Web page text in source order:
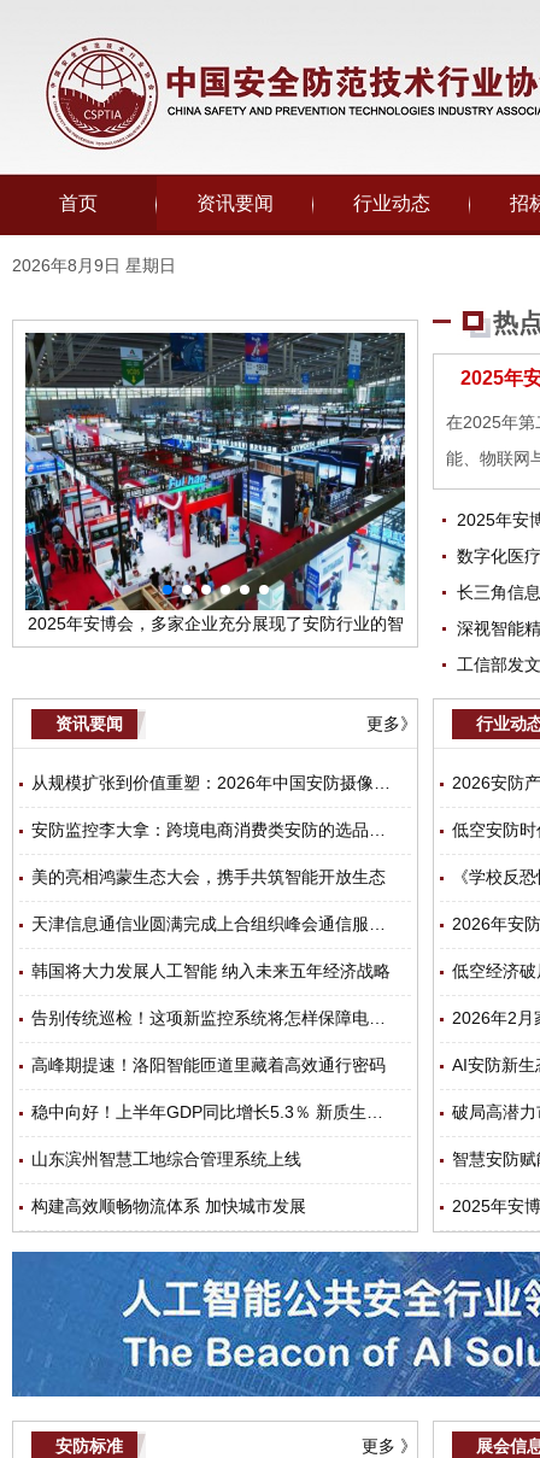
首页 资讯要闻 行业动态 招
2026年8月9日 星期日
数字化医疗分会年会暨数字赋能医疗创新研讨会成
功举办
长三角信息行业
热
2025年
在2025年第
能、物联网
2025年安
数字化医
长三角信
深视智能
工信部发
资讯要闻 更多》
美的亮相鸿蒙生态大会，携手共筑智能开放生态
韩国将大力发展人工智能 纳入未来五年经济战略
高峰期提速！洛阳智能匝道里藏着高效通行密码
山东滨州智慧工地综合管理系统上线
构建高效顺畅物流体系 加快城市发展
行业动
2026安防
低空安防
低空经济
2026年2月
AI安防新
破局高潜
智慧安防
2025年安
安防标准 更多 》 展会信